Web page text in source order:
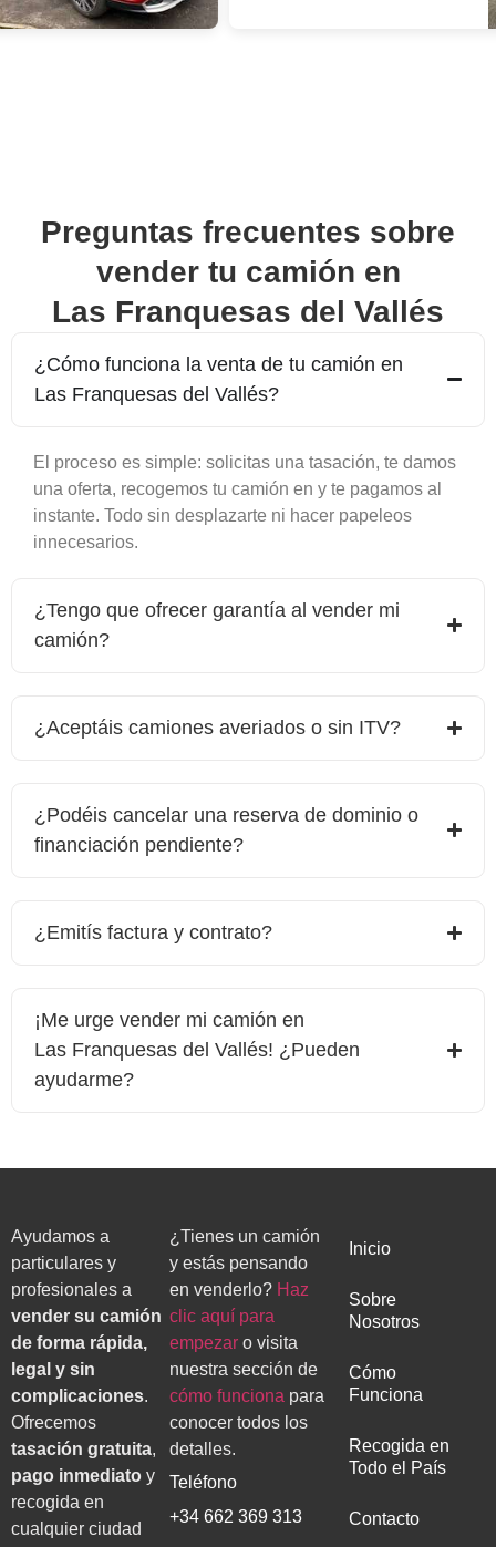
Preguntas frecuentes sobre
vender tu camión en
Las Franquesas del Vallés
¿Cómo funciona la venta de tu camión en
Las Franquesas del Vallés?
El proceso es simple: solicitas una tasación, te damos
una oferta, recogemos tu camión en y te pagamos al
instante. Todo sin desplazarte ni hacer papeleos
innecesarios.
¿Tengo que ofrecer garantía al vender mi
camión?
¿Aceptáis camiones averiados o sin ITV?
¿Podéis cancelar una reserva de dominio o
financiación pendiente?
¿Emitís factura y contrato?
¡Me urge vender mi camión en
Las Franquesas del Vallés! ¿Pueden
ayudarme?
Ayudamos a
particulares y
profesionales a
vender su camión
de forma rápida,
legal y sin
complicaciones.
Ofrecemos
tasación gratuita,
pago inmediato y
recogida en
cualquier ciudad
¿Tienes un camión
y estás pensando
en venderlo? Haz
clic aquí para
empezaro visita
nuestra sección de
cómo funciona para
conocer todos los
detalles.
Teléfono
+34 662 369 313
Inicio
Sobre
Nosotros
Cómo
Funciona
Recogida en
Todo el País
Contacto